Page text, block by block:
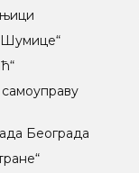
Шумице“
Београда